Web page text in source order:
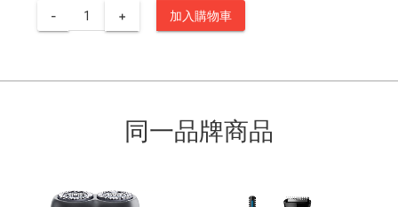
- + 加入購物車
同一品牌商品